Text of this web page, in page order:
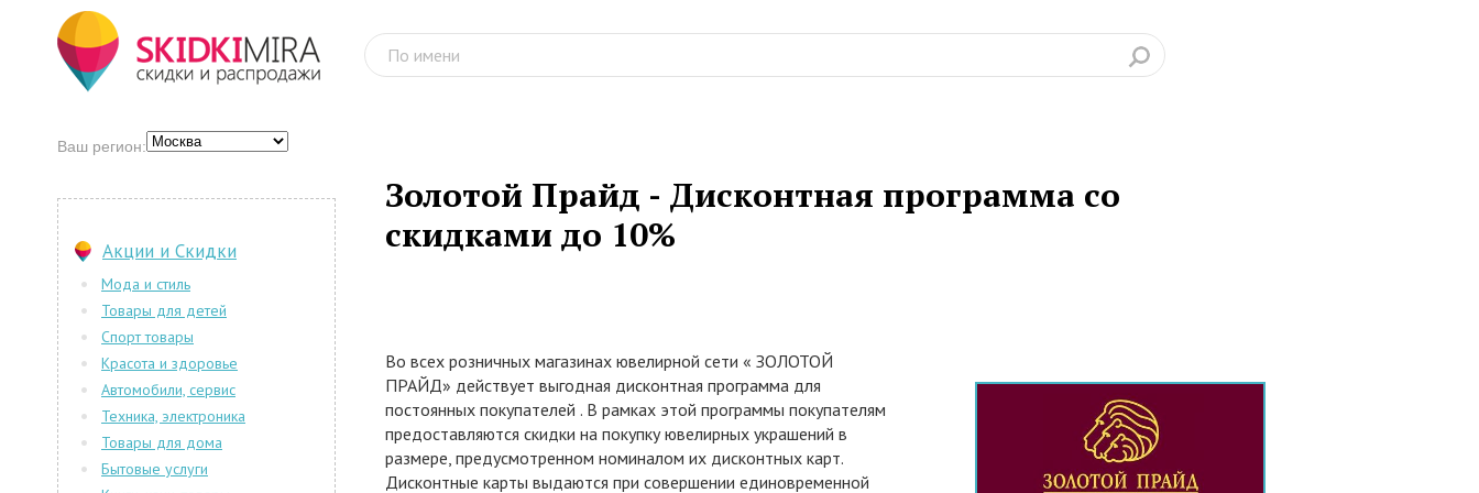
Золотой Прайд - Дисконтная программа со
скидками до 10%
Во всех розничных магазинах ювелирной сети « ЗОЛОТОЙ
ПРАЙД» действует выгодная дисконтная программа для
постоянных покупателей . В рамках этой программы покупателям
предоставляются скидки на покупку ювелирных украшений в
размере, предусмотренном номиналом их дисконтных карт.
Дисконтные карты выдаются при совершении единовременной
Ваш регион:
Акции и Скидки
Мода и стиль
Товары для детей
Спорт товары
Красота и здоровье
Автомобили, сервис
Техника, электроника
Товары для дома
Бытовые услуги